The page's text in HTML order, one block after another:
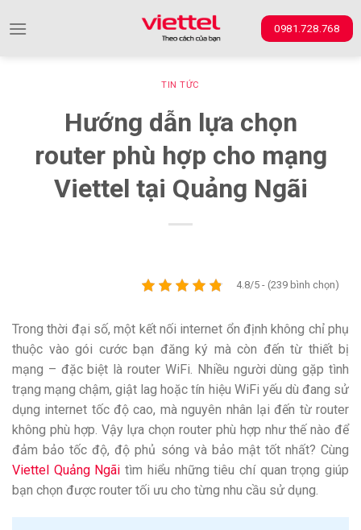
to
0981.728.768
TIN TỨC
Hướng dẫn lựa chọn
router phù hợp cho mạng
Viettel tại Quảng Ngãi
4.8/5 - (239 bình chọn)
Trong thời đại số, một kết nối internet ổn định không chỉ phụ
thuộc vào gói cước bạn đăng ký mà còn đến từ thiết bị
mạng – đặc biệt là router WiFi. Nhiều người dùng gặp tình
trạng mạng chậm, giật lag hoặc tín hiệu WiFi yếu dù đang sử
dụng internet tốc độ cao, mà nguyên nhân lại đến từ router
không phù hợp. Vậy lựa chọn router phù hợp như thế nào để
đảm bảo tốc độ, độ phủ sóng và bảo mật tốt nhất? Cùng
Viettel Quảng Ngãi tìm hiểu những tiêu chí quan trọng giúp
bạn chọn được router tối ưu cho từng nhu cầu sử dụng.